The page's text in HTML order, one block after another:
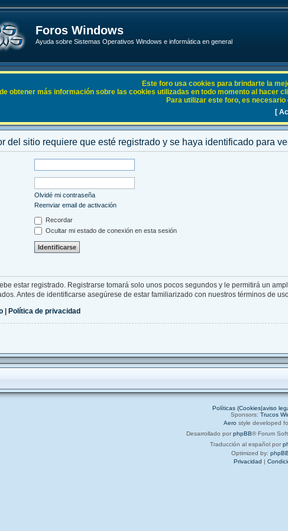
Foros Windows
Ayuda sobre Sistemas Operativos Windows e informática en general
FAQ
del sitio requiere que esté registrado y se haya identificado para
Olvidé mi contraseña
Reenviar email de activación
Recordar
Ocultar mi estado de conexión en esta sesión
estar registrado. Registrarse tomará solo unos pocos segundos y le permitirá un
Antes de identificarse asegúrese de estar familiarizado con nuestros términos de
| Política de privacidad
Este foro usa cookies para brindarte la
obtener más información sobre las cookies utilizadas en todo momento al hacer
Para utilizar este foro, es
[
Políticas (Cookies|aviso
Sponsors: Trucos
Aero style developed
Desarrollado por phpBB® Forum
Traducción al español por
Optimized by:
Privacidad |